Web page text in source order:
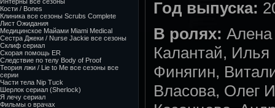
Кости / Bones
Клиника все сезоны Scrubs Complete
Лист Ожидания
Медицинское Майами Miami Medical
Сестра Джеки / Nurse Jackie все сезоны
Склиф сериал
Скорая помощь ER
Следствие по телу Body of Proof
Теория лжи / Lie to Me все сезоны все
серии
Части тела Nip Tuck
Шерлок сериал (Sherlock)
Я лечу сериал
Фильмы о врачах
Год выпуска:
В ролях: Алена
Калантай,
Финягин,
Власова, Олег